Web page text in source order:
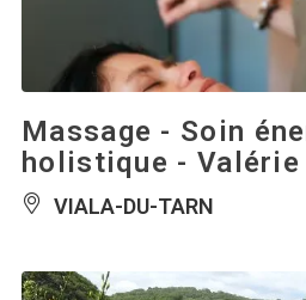
Massage - Soin
holistique - Valérie
VIALA-DU-TARN